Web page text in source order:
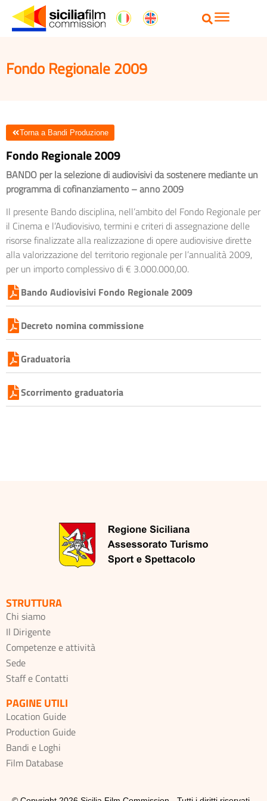
Fondo Regionale 2009
Torna a Bandi Produzione
Fondo Regionale 2009
BANDO per la selezione di audiovisivi da sostenere mediante un
programma di cofinanziamento – anno 2009
Il presente Bando disciplina, nell’ambito del Fondo Regionale per
il Cinema e l’Audiovisivo, termini e criteri di assegnazione delle
risorse finalizzate alla realizzazione di opere audiovisive dirette
alla valorizzazione del territorio regionale per l’annualità 2009,
per un importo complessivo di € 3.000.000,00.
Bando Audiovisivi Fondo Regionale 2009
Decreto nomina commissione
Graduatoria
Scorrimento graduatoria
STRUTTURA
Chi siamo
Il Dirigente
Competenze e attività
Sede
Staff e Contatti
PAGINE UTILI
Location Guide
Production Guide
Bandi e Loghi
Film Database